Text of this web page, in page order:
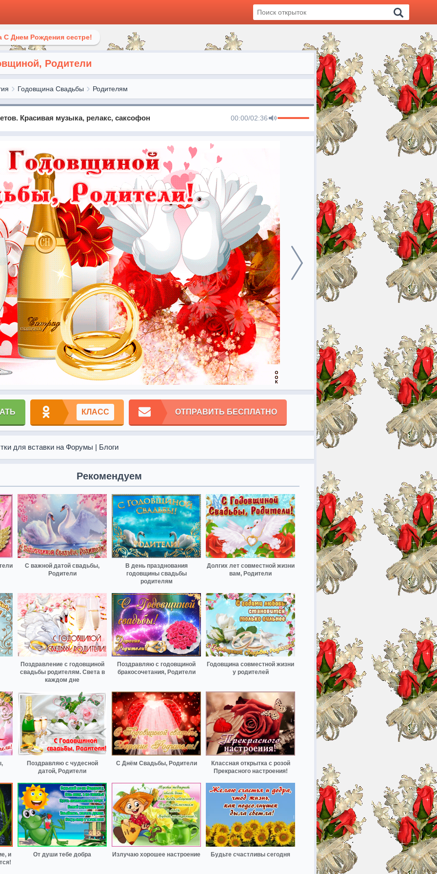
С Днем Рождения сестре!
Родители
Годовщина Свадьбы Родителям
Красивая музыка, релакс, саксофон 00:00/02:36
КЛАСС ОТПРАВИТЬ БЕСПЛАТНО
для вставки на Форумы | Блоги
Рекомендуем
С важной датой свадьбы,
Родители
В день празднования
годовщины свадьбы
родителям
Долгих лет совместной жизни
вам, Родители
Поздравление с годовщиной
свадьбы родителям. Света в
каждом дне
Поздравляю с годовщиной
бракосочетания, Родители
Годовщина совместной жизни
у родителей
Поздравляю с чудесной
датой, Родители
С Днём Свадьбы, Родители
Классная открытка с розой
Прекрасного настроения!
и
От души тебе добра Излучаю хорошее настроение Будьте счастливы сегодня